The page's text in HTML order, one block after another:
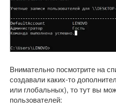
Внимательно посмотрите на
создавали каких-то
или глобальных), то тут вы
пользователей: